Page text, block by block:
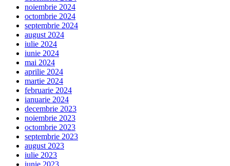
noiembrie 2024
octombrie 2024
septembrie 2024
august 2024
iulie 2024
iunie 2024
mai 2024
aprilie 2024
martie 2024
februarie 2024
ianuarie 2024
decembrie 2023
noiembrie 2023
octombrie 2023
septembrie 2023
august 2023
iulie 2023
iunie 2023